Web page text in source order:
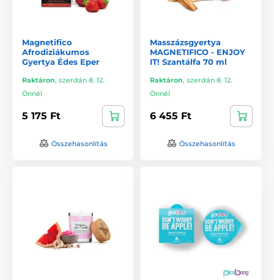
Magnetifico
Afrodiziákumos
Gyertya Édes Eper
Raktáron, szerdán 8. 12.
Önnél
5 175 Ft
Összehasonlítás
Masszázsgyertya
MAGNETIFICO - ENJOY
IT! Szantálfa 70 ml
Raktáron, szerdán 8. 12.
Önnél
6 455 Ft
Összehasonlítás